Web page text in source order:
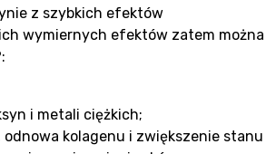
z szybkich efektów
wymiernych efektów zatem można
i metali ciężkich;
kolagenu i zwiększenie stanu